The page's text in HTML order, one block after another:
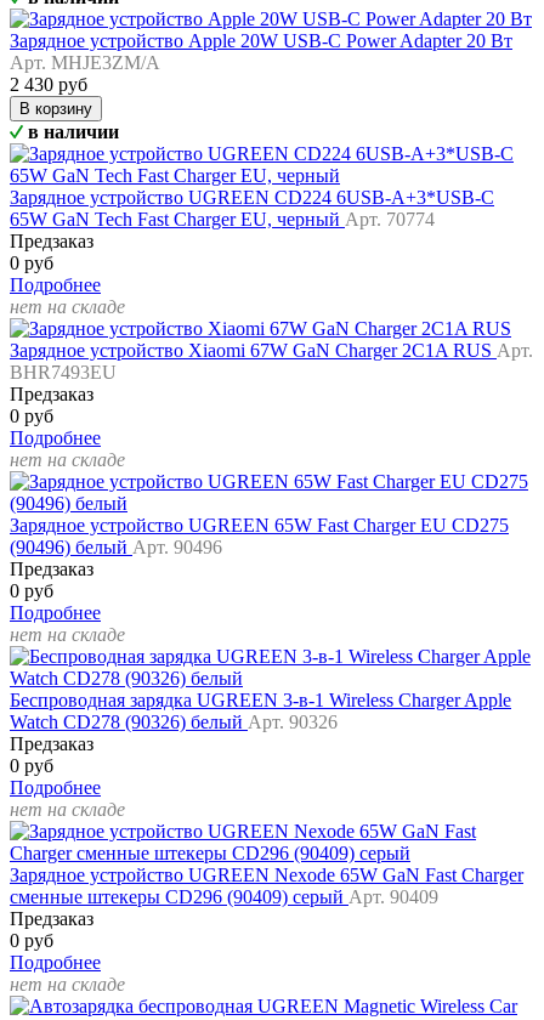
Зарядное устройство Apple 20W USB-C Power Adapter 20 Вт
Арт. MHJE3ZM/A
2 430 руб
В корзину
в наличии
Зарядное устройство UGREEN CD224 6USB-A+3*USB-C
65W GaN Tech Fast Charger EU, черный Арт. 70774
Предзаказ
0 руб
Подробнее
нет на складе
Зарядное устройство Xiaomi 67W GaN Charger 2C1A RUS Арт.
BHR7493EU
Предзаказ
0 руб
Подробнее
нет на складе
Зарядное устройство UGREEN 65W Fast Charger EU CD275
(90496) белый Арт. 90496
Предзаказ
0 руб
Подробнее
нет на складе
Беспроводная зарядка UGREEN 3-в-1 Wireless Charger Apple
Watch CD278 (90326) белый Арт. 90326
Предзаказ
0 руб
Подробнее
нет на складе
Зарядное устройство UGREEN Nexode 65W GaN Fast Charger
сменные штекеры CD296 (90409) серый Арт. 90409
Предзаказ
0 руб
Подробнее
нет на складе